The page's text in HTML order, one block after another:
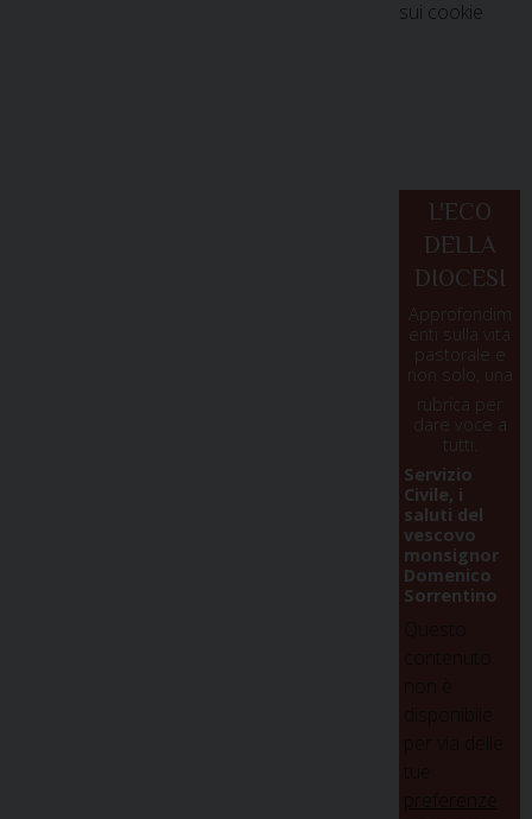
sui cookie
L'ECO
DELLA
DIOCESI
Approfondim
enti sulla vita
pastorale e
non solo, una
rubrica per
dare voce a
tutti.
Servizio
Civile, i
saluti del
vescovo
monsignor
Domenico
Sorrentino